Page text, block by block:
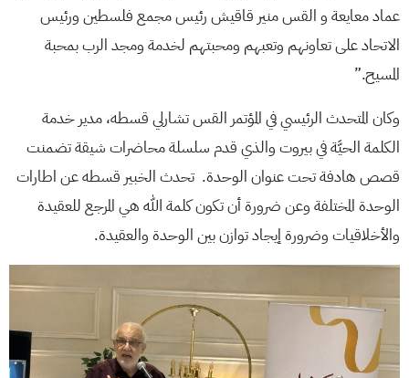
عماد معايعة و القس منير قاقيش رئيس مجمع فلسطين ورئيس
الاتحاد على تعاونهم وتعبهم ومحبتهم لخدمة ومجد الرب بمحبة
المسيح.”
وكان المتحدث الرئيسي في المؤتمر القس تشارلي قسطه، مدير خدمة
الكلمة الحيَّة في بيروت والذي قدم سلسلة محاضرات شيقة تضمنت
قصص هادفة تحت عنوان الوحدة. تحدث الخبير قسطه عن اطارات
الوحدة المختلفة وعن ضرورة أن تكون كلمة الله هي المرجع للعقيدة
والأخلاقيات وضرورة إيجاد توازن بين الوحدة والعقيدة.